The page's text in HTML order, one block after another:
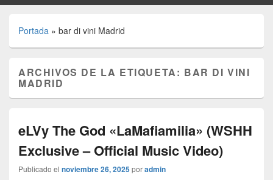
Portada » bar di vini Madrid
ARCHIVOS DE LA ETIQUETA: BAR DI VINI
MADRID
eLVy The God «LaMafiamilia» (WSHH
Exclusive – Official Music Video)
Publicado el noviembre 26, 2025poradmin